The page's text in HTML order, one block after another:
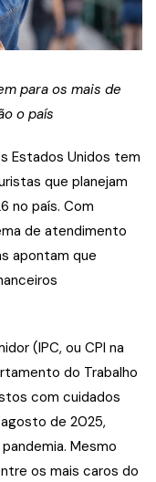
para os mais de
o país
Estados Unidos tem
que planejam
no país. Com
de atendimento
apontam que
(IPC, ou CPI na
do Trabalho
com cuidados
de 2025,
Mesmo
os mais caros do